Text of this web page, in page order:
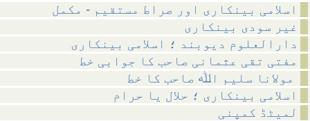
اسلامی بینکاری اور صراط مستقیم - مکمل
غیر سودی بینکاری
دارالعلوم دیوبند ؛ اسلامی بینکاری
مفتی تقی عثمانی صاحب کا جوابی خط
اسلامی بینکاری ؛ حلال یا حرام
لمیٹڈ کمپنی